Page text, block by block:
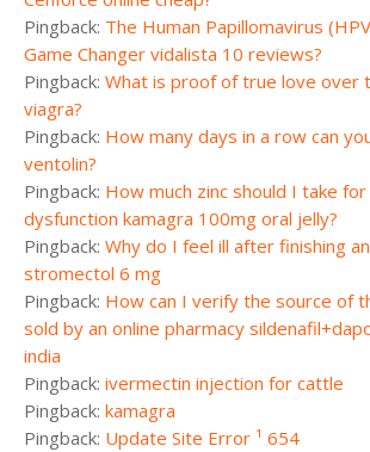
Pingback: The Human Papillomavirus
Game Changer vidalista 10 reviews?
Pingback: What is proof of true love over
viagra?
Pingback: How many days in a row can
ventolin?
Pingback: How much zinc should I take
dysfunction kamagra 100mg oral jelly?
Pingback: Why do I feel ill after finishing
stromectol 6 mg
Pingback: How can I verify the source of
sold by an online pharmacy
india
Pingback: ivermectin injection for cattle
Pingback: kamagra
Pingback: Update Site Error ¹ 654